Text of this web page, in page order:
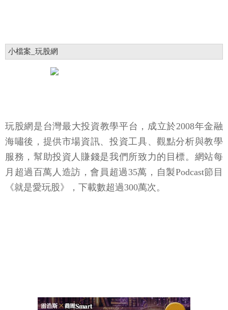
小檔案_玩股網
玩股網是台灣最大投資教學平台，成立於2008年金融
海嘯後，提供市場資訊、投資工具、觀點分析與教學
服務，幫助投資人賺錢是我們所致力的目標。網站每
月超過百萬人造訪，會員超過35萬，自製Podcast節目
《就是愛玩股》，下載數超過300萬次。